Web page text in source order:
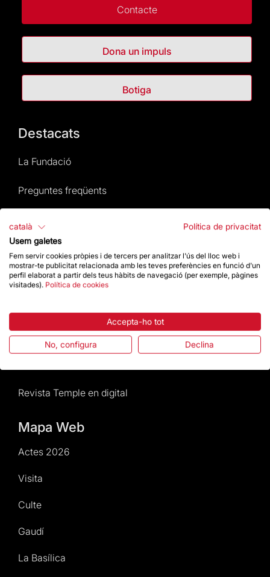
Contacte
Dona un impuls
Botiga
Destacats
La Fundació
Preguntes freqüents
Normativa i condicions de compra
Notícies i Actualitat
Dona un impuls
Revista Temple en digital
Mapa Web
Actes 2026
Visita
Culte
Gaudí
La Basílica
català
Política de privacitat
Usem galetes
Fem servir cookies pròpies i de tercers per analitzar l'ús del lloc web i
mostrar-te publicitat relacionada amb les teves preferències en funció d'un
perfil elaborat a partir dels teus hàbits de navegació (per exemple, pàgines
visitades). Política de cookies
Accepta-ho tot
No, configura Declina